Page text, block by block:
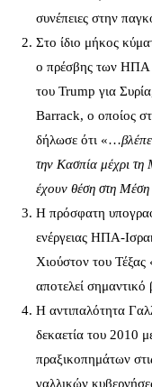
συνέπειες στην
Στο ίδιο μήκος
ο πρέσβης των ΗΠΑ
του Trump για
Barrack, ο οποίος
δήλωσε ότι «…
την Κασπία μέχρι τη
έχουν θέση στη
Η πρόσφατη
ενέργειας ΗΠΑ-
Χιούστον του Τέξας
αποτελεί σημαντικό
Η αντιπαλότητα
δεκαετία του 2010
πραξικοπημάτων
γαλλικών